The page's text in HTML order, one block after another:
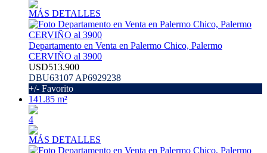
MÁS DETALLES
Departamento en Venta en Palermo Chico, Palermo
CERVIÑO al 3900
USD513.900
DBU63107 AP6929238
+/- Favorito
141.85 m²
4
MÁS DETALLES